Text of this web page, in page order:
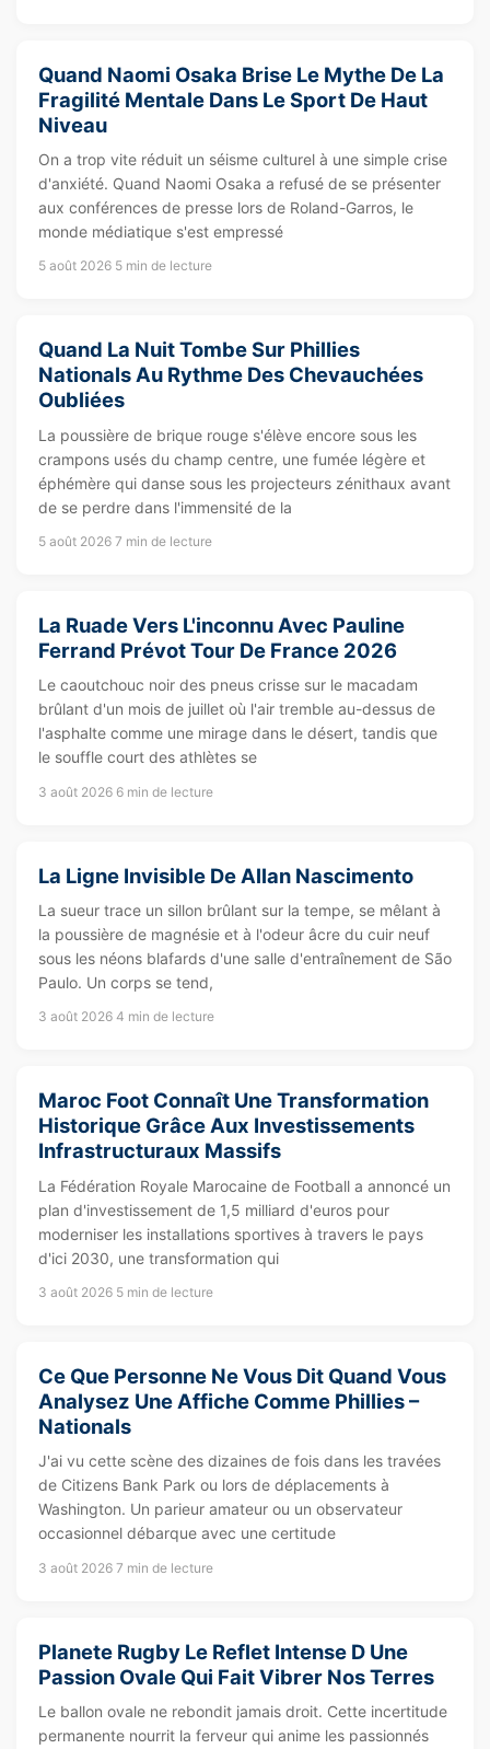
Quand Naomi Osaka Brise Le Mythe De La
Fragilité Mentale Dans Le Sport De Haut
Niveau
On a trop vite réduit un séisme culturel à une simple crise
d'anxiété. Quand Naomi Osaka a refusé de se présenter
aux conférences de presse lors de Roland-Garros, le
monde médiatique s'est empressé
5 août 2026 5 min de lecture
Quand La Nuit Tombe Sur Phillies
Nationals Au Rythme Des Chevauchées
Oubliées
La poussière de brique rouge s'élève encore sous les
crampons usés du champ centre, une fumée légère et
éphémère qui danse sous les projecteurs zénithaux avant
de se perdre dans l'immensité de la
5 août 2026 7 min de lecture
La Ruade Vers L'inconnu Avec Pauline
Ferrand Prévot Tour De France 2026
Le caoutchouc noir des pneus crisse sur le macadam
brûlant d'un mois de juillet où l'air tremble au-dessus de
l'asphalte comme une mirage dans le désert, tandis que
le souffle court des athlètes se
3 août 2026 6 min de lecture
La Ligne Invisible De Allan Nascimento
La sueur trace un sillon brûlant sur la tempe, se mêlant à
la poussière de magnésie et à l'odeur âcre du cuir neuf
sous les néons blafards d'une salle d'entraînement de São
Paulo. Un corps se tend,
3 août 2026 4 min de lecture
Maroc Foot Connaît Une Transformation
Historique Grâce Aux Investissements
Infrastructuraux Massifs
La Fédération Royale Marocaine de Football a annoncé un
plan d'investissement de 1,5 milliard d'euros pour
moderniser les installations sportives à travers le pays
d'ici 2030, une transformation qui
3 août 2026 5 min de lecture
Ce Que Personne Ne Vous Dit Quand Vous
Analysez Une Affiche Comme Phillies –
Nationals
J'ai vu cette scène des dizaines de fois dans les travées
de Citizens Bank Park ou lors de déplacements à
Washington. Un parieur amateur ou un observateur
occasionnel débarque avec une certitude
3 août 2026 7 min de lecture
Planete Rugby Le Reflet Intense D Une
Passion Ovale Qui Fait Vibrer Nos Terres
Le ballon ovale ne rebondit jamais droit. Cette incertitude
permanente nourrit la ferveur qui anime les passionnés